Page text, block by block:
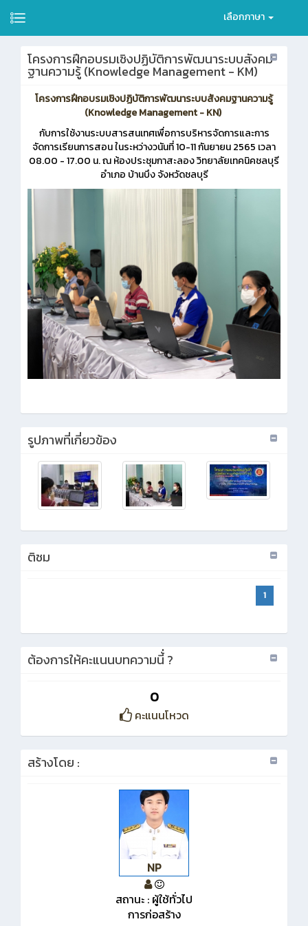
เลือกภาษา
โครงการฝึกอบรมเชิงปฏิบัติการพัฒนาระบบสังคม
ฐานความรู้ (Knowledge Management - KM)
โครงการฝึกอบรมเชิงปฏิบัติการพัฒนาระบบสังคมฐานความรู้
(Knowledge Management - KN)
กับการใช้งานระบบสารสนเทศเพื่อการบริหารจัดการและการ
จัดการเรียนการสอน ในระหว่างวนันที่ 10-11 กันยายน 2565 เวลา
08.00 - 17.00 น. ณ ห้องประชุมกาสะลอง วิทยาลัยเทคนิคชลบุรี
อำเภอ บ้านบึง จังหวัดชลบุรี
รูปภาพที่เกี่ยวข้อง
ติชม
1
ต้องการให้คะแนนบทความนี้่ ?
0
คะแนนโหวด
สร้างโดย :
NP
สถานะ : ผู้ใช้ทั่วไป
การก่อสร้าง